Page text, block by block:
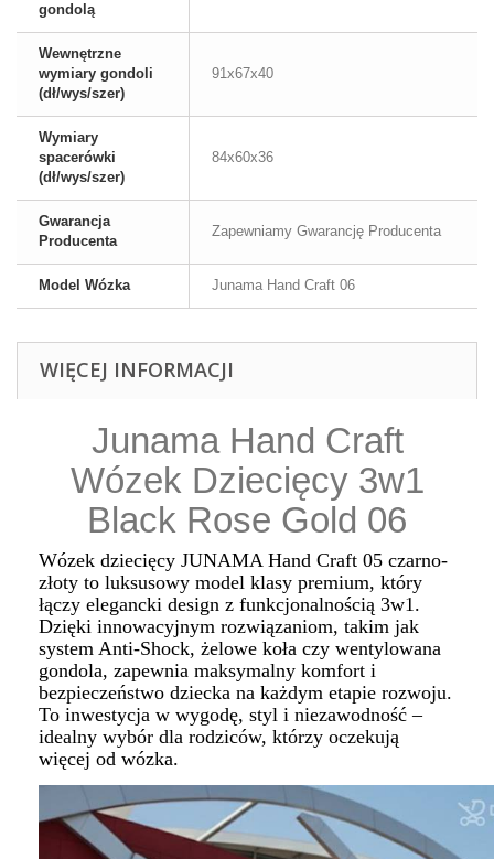
gondolą
Wewnętrzne
wymiary gondoli
(dł/wys/szer)
91x67x40
Wymiary
spacerówki
(dł/wys/szer)
84x60x36
Gwarancja
Producenta
Zapewniamy Gwarancję Producenta
Model Wózka Junama Hand Craft 06
WIĘCEJ INFORMACJI
Junama Hand Craft
Wózek Dziecięcy 3w1
Black Rose Gold 06
Wózek dziecięcy JUNAMA Hand Craft 05 czarno-
złoty to luksusowy model klasy premium, który
łączy elegancki design z funkcjonalnością 3w1.
Dzięki innowacyjnym rozwiązaniom, takim jak
system Anti-Shock, żelowe koła czy wentylowana
gondola, zapewnia maksymalny komfort i
bezpieczeństwo dziecka na każdym etapie rozwoju.
To inwestycja w wygodę, styl i niezawodność –
idealny wybór dla rodziców, którzy oczekują
więcej od wózka.